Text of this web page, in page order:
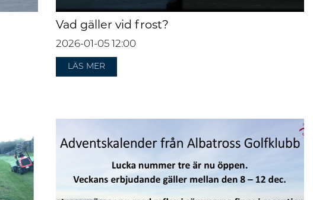
Vad gäller vid frost?
2026-01-05 12:00
LÄS MER